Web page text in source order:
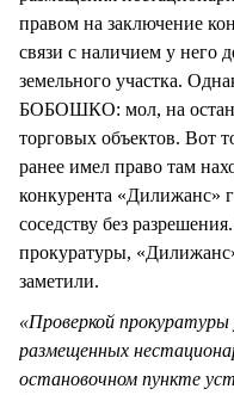
правом на заключение
связи с наличием у него
земельного участка.
БОБОШКО: мол, на
торговых объектов. Вот
ранее имел право там
конкурента «Дилижанс»
соседству без
прокуратуры,
заметили.
«Проверкой
размещенных
остановочном пункте